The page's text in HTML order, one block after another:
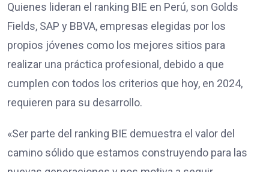
Quienes lideran el ranking BIE en Perú, son Golds
Fields, SAP y BBVA, empresas elegidas por los
propios jóvenes como los mejores sitios para
realizar una práctica profesional, debido a que
cumplen con todos los criterios que hoy, en 2024,
requieren para su desarrollo.
«Ser parte del ranking BIE demuestra el valor del
camino sólido que estamos construyendo para las